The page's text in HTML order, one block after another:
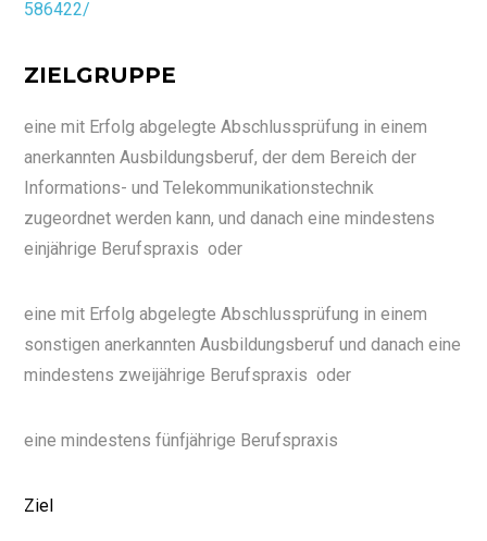
586422/
ZIELGRUPPE
eine mit Erfolg abgelegte Abschlussprüfung in einem
anerkannten Ausbildungsberuf, der dem Bereich der
Informations- und Telekommunikationstechnik
zugeordnet werden kann, und danach eine mindestens
einjährige Berufspraxis oder
eine mit Erfolg abgelegte Abschlussprüfung in einem
sonstigen anerkannten Ausbildungsberuf und danach eine
mindestens zweijährige Berufspraxis oder
eine mindestens fünfjährige Berufspraxis
Ziel